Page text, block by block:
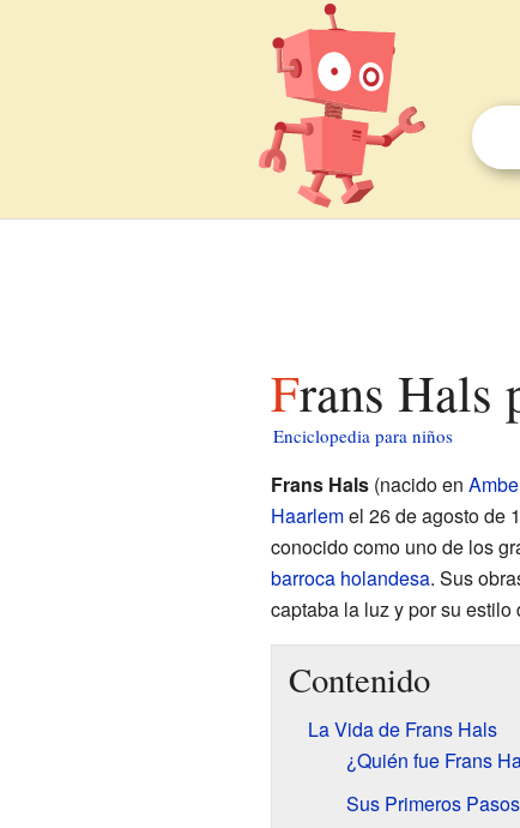
Frans
Enciclopedia para niños
Frans Hals(nacido en
Haarlemel 26 de agosto de
conocido como uno de los
barroca holandesa. Sus
captaba la luz y por su
Contenido
La Vida de Frans Hals
¿Quién fue Frans
Sus Primeros